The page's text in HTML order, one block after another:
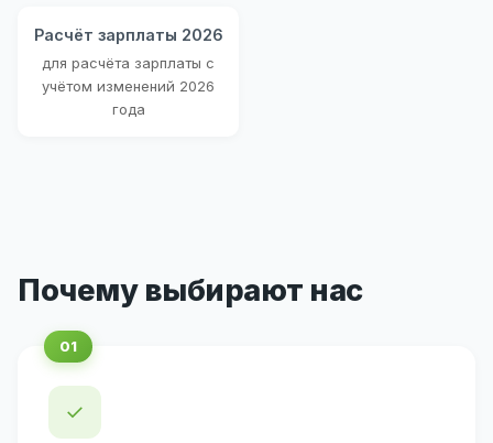
Расчёт зарплаты 2026
для расчёта зарплаты с
учётом изменений 2026
года
Почему выбирают нас
✓